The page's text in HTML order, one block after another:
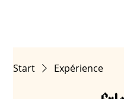
Start Expérience